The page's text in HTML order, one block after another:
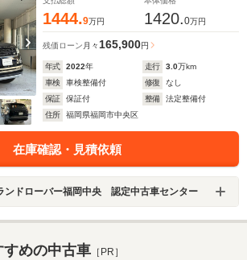
1444.9万円 1420.0万円
残価ローン 月々165,900円
年式 2022年 走行 3.0万km
車検
車検整備付 修復
なし
保証
保証付 整備
法定整備付
住所
福岡県福岡市中央区
在庫確認・見積依頼
ンドローバー福岡中央 認定中古車センター
めの中古車 ［PR］